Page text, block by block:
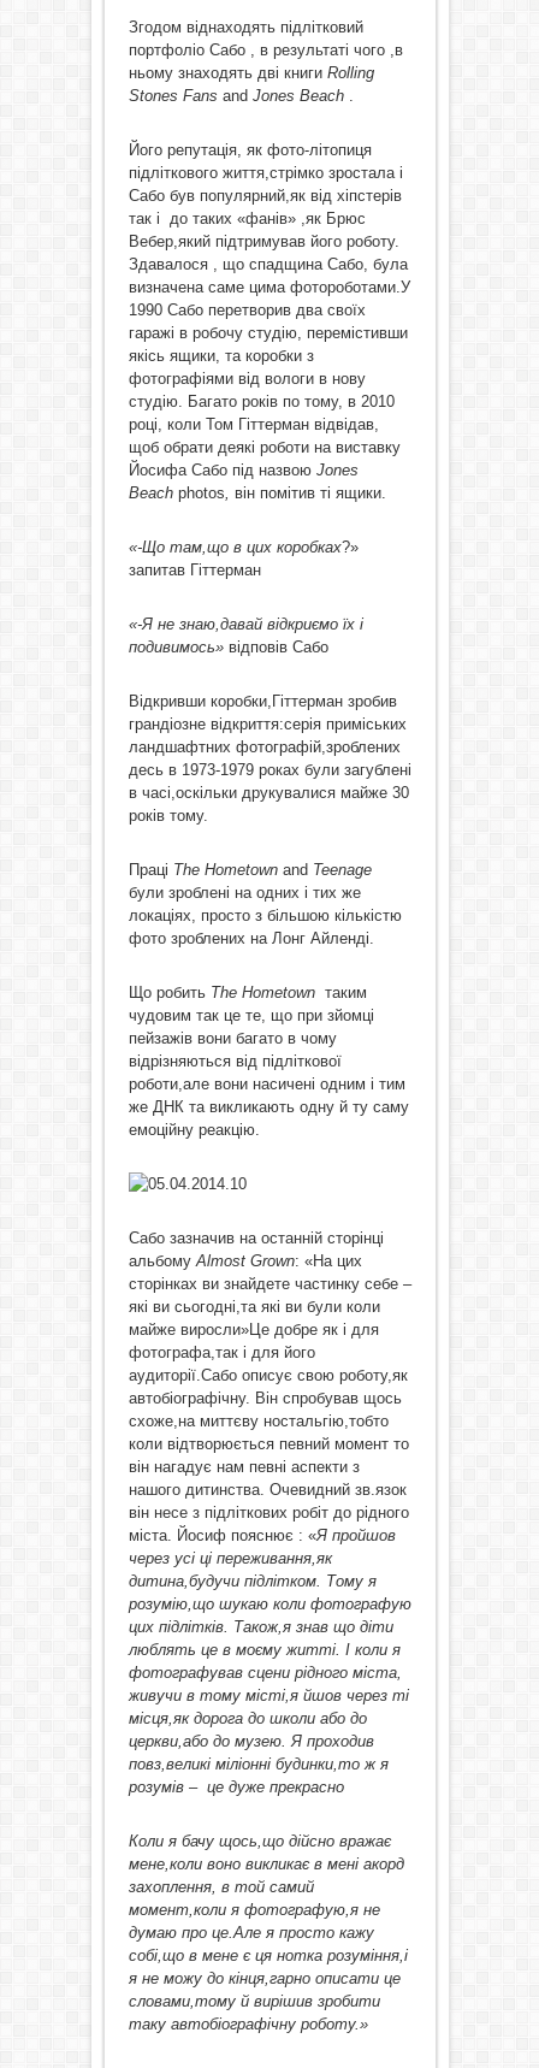
Згодом віднаходять підлітковий
портфоліо Сабо , в результаті чого ,в
ньому знаходять дві книги Rolling
Stones Fans and Jones Beach .
Його репутація, як фото-літопиця
підліткового життя,стрімко зростала і
Сабо був популярний,як від хіпстерів
так і до таких «фанів» ,як Брюс
Вебер,який підтримував його роботу.
Здавалося , що спадщина Сабо, була
визначена саме цима фотороботами.У
1990 Сабо перетворив два своїх
гаражі в робочу студію, перемістивши
якісь ящики, та коробки з
фотографіями від вологи в нову
студію. Багато років по тому, в 2010
році, коли Том Гіттерман відвідав,
щоб обрати деякі роботи на виставку
Йосифа Сабо під назвою Jones
Beachphotos, він помітив ті ящики.
«-Що там,що в цих коробках?»
запитав Гіттерман
«-Я не знаю,давай відкриємо їх і
подивимось» відповів Сабо
Відкривши коробки,Гіттерман зробив
грандіозне відкриття:серія приміських
ландшафтних фотографій,зроблених
десь в 1973-1979 роках були загублені
в часі,оскільки друкувалися майже 30
років тому.
Праці The Hometownand Teenage
були зроблені на одних і тих же
локаціях, просто з більшою кількістю
фото зроблених на Лонг Айленді.
Що робить The Hometownтаким
чудовим так це те, що при зйомці
пейзажів вони багато в чому
відрізняються від підліткової
роботи,але вони насичені одним і тим
же ДНК та викликають одну й ту саму
емоційну реакцію.
Сабо зазначив на останній сторінці
альбомуAlmost Grown: «На цих
сторінках ви знайдете частинку себе –
які ви сьогодні,та які ви були коли
майже виросли»Це добре як і для
фотографа,так і для його
аудиторії.Сабо описує свою роботу,як
автобіографічну. Він спробував щось
схоже,на миттєву ностальгію,тобто
коли відтворюється певний момент то
він нагадує нам певні аспекти з
нашого дитинства. Очевидний зв.язок
він несе з підліткових робіт до рідного
міста. Йосиф пояснює : «Я пройшов
через усі ці переживання,як
дитина,будучи підлітком. Тому я
розумію,що шукаю коли фотографую
цих підлітків. Також,я знав що діти
люблять це в моєму житті. І коли я
фотографував сцени рідного міста,
живучи в тому місті,я йшов через ті
місця,як дорога до школи або до
церкви,або до музею. Я проходив
повз,великі міліонні будинки,то ж я
розумів – це дуже прекрасно
Коли я бачу щось,що дійсно вражає
мене,коли воно викликає в мені акорд
захоплення, в той самий
момент,коли я фотографую,я не
думаю про це.Але я просто кажу
собі,що в мене є ця нотка розуміння,і
я не можу до кінця,гарно описати це
словами,тому й вирішив зробити
таку автобіографічну роботу.»